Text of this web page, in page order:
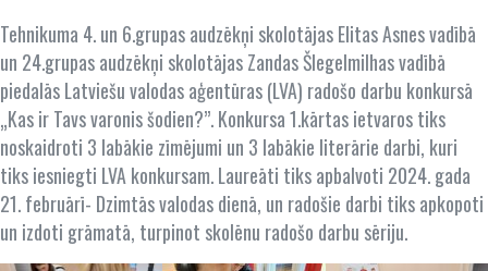
Tehnikuma 4. un 6.grupas audzēkņi skolotājas Elitas Asnes vadībā
un 24.grupas audzēkņi skolotājas Zandas Šlegelmilhas vadībā
piedalās Latviešu valodas aģentūras (LVA) radošo darbu konkursā
„Kas ir Tavs varonis šodien?”. Konkursa 1.kārtas ietvaros tiks
noskaidroti 3 labākie zīmējumi un 3 labākie literārie darbi, kuri
tiks iesniegti LVA konkursam. Laureāti tiks apbalvoti 2024. gada
21. februārī- Dzimtās valodas dienā, un radošie darbi tiks apkopoti
un izdoti grāmatā, turpinot skolēnu radošo darbu sēriju.